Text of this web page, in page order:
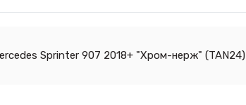
Sprinter 907 2018+ "Хром-нерж" (TAN24)